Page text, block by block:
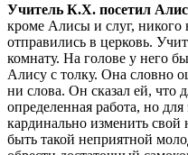
Учитель К.Х. посетил
кроме Алисы и слуг, никого
отправились в церковь.
комнату. На голове у него
Алису с толку. Она словно
ни слова. Он сказал ей, что
определенная работа, но для
кардинально изменить свой
быть такой неприятной